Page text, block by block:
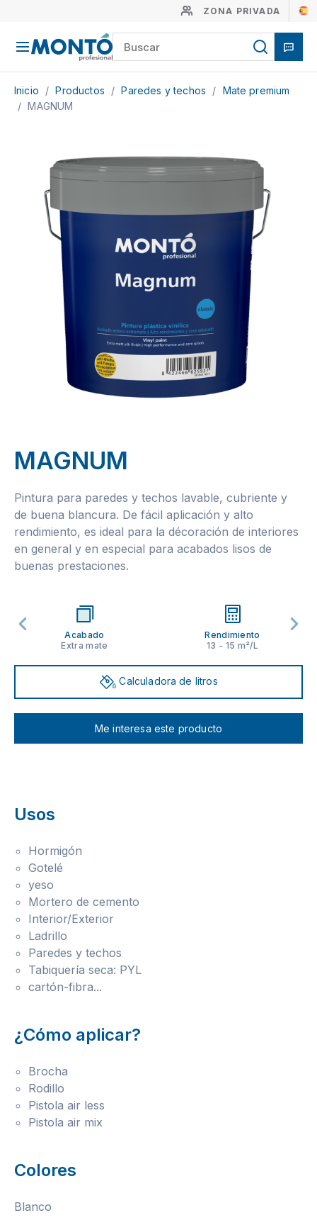
ZONA PRIVADA
Inicio / Productos / Paredes y techos / Mate premium
/ MAGNUM
MAGNUM
Pintura para paredes y techos lavable, cubriente y
de buena blancura. De fácil aplicación y alto
rendimiento, es ideal para la décoración de interiores
en general y en especial para acabados lisos de
buenas prestaciones.
Acabado
Extra mate
Rendimiento
13 - 15 m²/L
Calculadora de litros
Me interesa este producto
Usos
Hormigón
Gotelé
yeso
Mortero de cemento
Interior/Exterior
Ladrillo
Paredes y techos
Tabiquería seca: PYL
cartón-fibra...
¿Cómo aplicar?
Brocha
Rodillo
Pistola air less
Pistola air mix
Colores
Blanco